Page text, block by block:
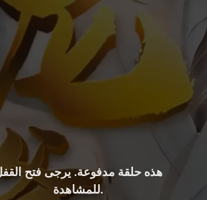
هذه حلقة مدفوعة. يرجى فتح
للمشاهدة.